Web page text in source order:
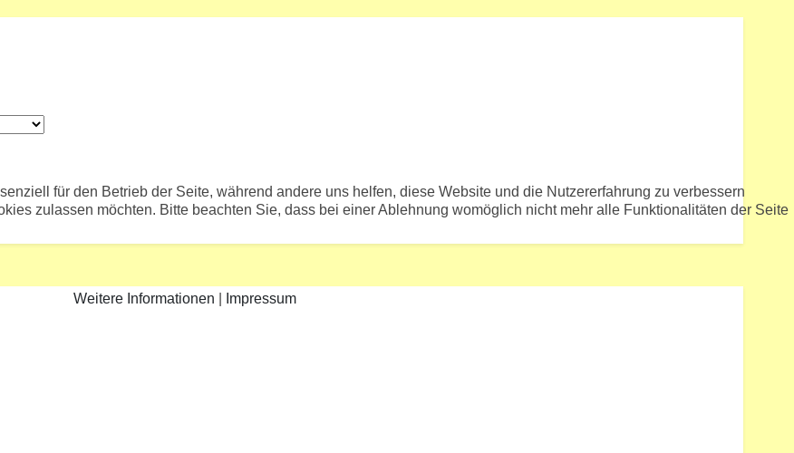
für den Betrieb der Seite, während andere uns helfen, diese Website und die Nutzererfahrung zu verbessern
zulassen möchten. Bitte beachten Sie, dass bei einer Ablehnung womöglich nicht mehr alle Funktionalitäten der Seite
Weitere Informationen
Impressum